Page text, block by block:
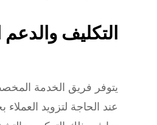
التكليف والدعم
عند الحاجة لتزويد